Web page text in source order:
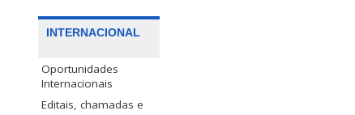
INTERNACIONAL
Oportunidades
Internacionais
Editais, chamadas e